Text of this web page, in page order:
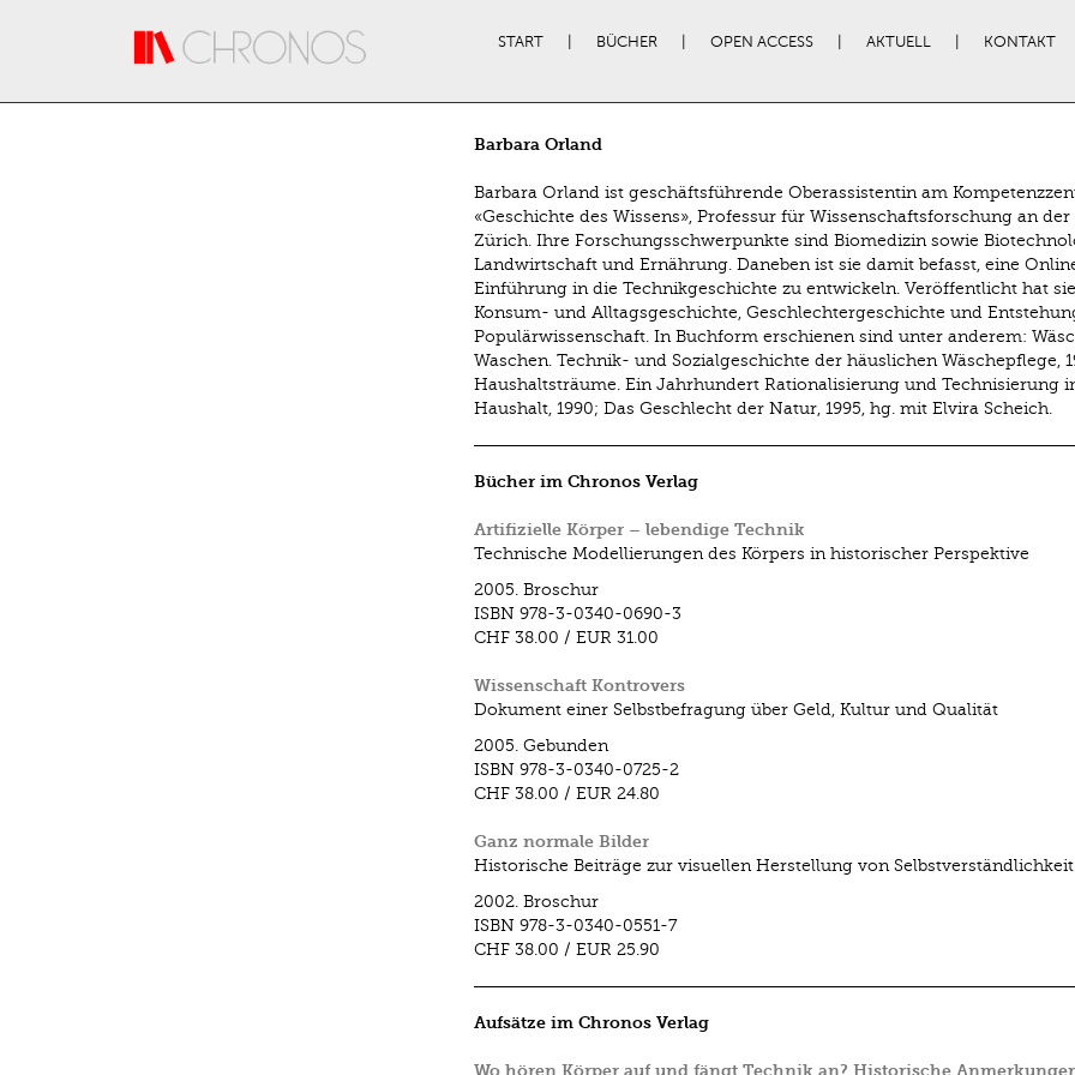
START BÜCHER OPEN ACCESS AKTUELL KONTAKT
Barbara Orland
Barbara Orland ist geschäftsführende Oberassistentin am
«Geschichte des Wissens», Professur für Wissenschaftsforschung an der
Zürich. Ihre Forschungsschwerpunkte sind Biomedizin sowie
Landwirtschaft und Ernährung. Daneben ist sie damit befasst, eine
Einführung in die Technikgeschichte zu entwickeln. Veröffentlicht hat
Konsum- und Alltagsgeschichte, Geschlechtergeschichte und
Populärwissenschaft. In Buchform erschienen sind unter anderem:
Waschen. Technik- und Sozialgeschichte der häuslichen Wäschepflege,
Haushaltsträume. Ein Jahrhundert Rationalisierung und Technisierung
Haushalt, 1990; Das Geschlecht der Natur, 1995, hg. mit Elvira Scheich.
Bücher im Chronos Verlag
Artifizielle Körper – lebendige Technik
Technische Modellierungen des Körpers in historischer Perspektive
2005. Broschur
ISBN 978-3-0340-0690-3
CHF 38.00 / EUR 31.00
Wissenschaft Kontrovers
Dokument einer Selbstbefragung über Geld, Kultur und Qualität
2005. Gebunden
ISBN 978-3-0340-0725-2
CHF 38.00 / EUR 24.80
Ganz normale Bilder
Historische Beiträge zur visuellen Herstellung von Selbstverständlichkeit
2002. Broschur
ISBN 978-3-0340-0551-7
CHF 38.00 / EUR 25.90
Aufsätze im Chronos Verlag
Wo hören Körper auf und fängt Technik an? Historische